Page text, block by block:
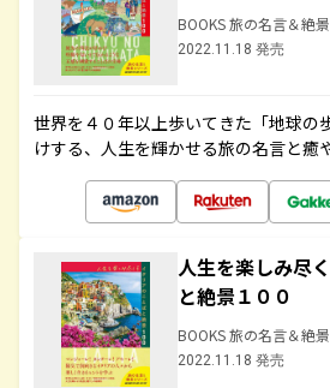
BOOKS 旅の名言＆絶景
2022.11.18 発売
世界を４０年以上歩いてきた「地球の
けする、人生を輝かせる旅の名言と癒
人生を楽しみ尽
と絶景１００
BOOKS 旅の名言＆絶景
2022.11.18 発売